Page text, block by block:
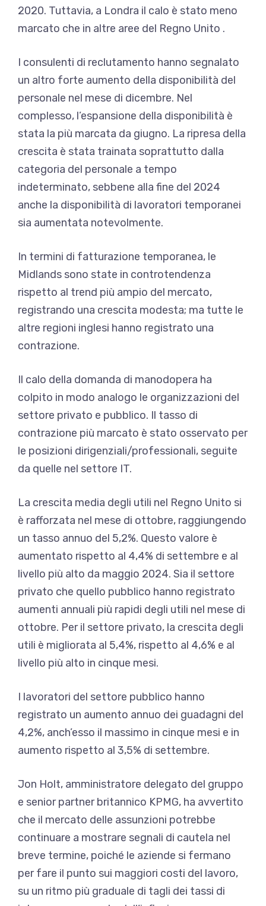
2020. Tuttavia, a Londra il calo è stato meno
marcato che in altre aree del Regno Unito .
I consulenti di reclutamento hanno segnalato
un altro forte aumento della disponibilità del
personale nel mese di dicembre. Nel
complesso, l’espansione della disponibilità è
stata la più marcata da giugno. La ripresa della
crescita è stata trainata soprattutto dalla
categoria del personale a tempo
indeterminato, sebbene alla fine del 2024
anche la disponibilità di lavoratori temporanei
sia aumentata notevolmente.
In termini di fatturazione temporanea, le
Midlands sono state in controtendenza
rispetto al trend più ampio del mercato,
registrando una crescita modesta; ma tutte le
altre regioni inglesi hanno registrato una
contrazione.
Il calo della domanda di manodopera ha
colpito in modo analogo le organizzazioni del
settore privato e pubblico. Il tasso di
contrazione più marcato è stato osservato per
le posizioni dirigenziali/professionali, seguite
da quelle nel settore IT.
La crescita media degli utili nel Regno Unito si
è rafforzata nel mese di ottobre, raggiungendo
un tasso annuo del 5,2%. Questo valore è
aumentato rispetto al 4,4% di settembre e al
livello più alto da maggio 2024. Sia il settore
privato che quello pubblico hanno registrato
aumenti annuali più rapidi degli utili nel mese di
ottobre. Per il settore privato, la crescita degli
utili è migliorata al 5,4%, rispetto al 4,6% e al
livello più alto in cinque mesi.
I lavoratori del settore pubblico hanno
registrato un aumento annuo dei guadagni del
4,2%, anch’esso il massimo in cinque mesi e in
aumento rispetto al 3,5% di settembre.
Jon Holt, amministratore delegato del gruppo
e senior partner britannico KPMG, ha avvertito
che il mercato delle assunzioni potrebbe
continuare a mostrare segnali di cautela nel
breve termine, poiché le aziende si fermano
per fare il punto sui maggiori costi del lavoro,
su un ritmo più graduale di tagli dei tassi di